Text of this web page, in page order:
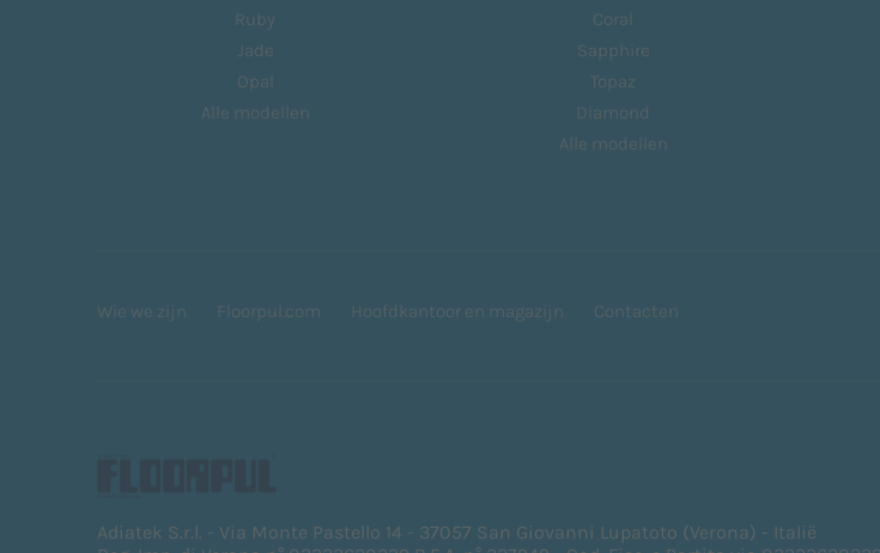
Ruby
Jade
Opal
Alle modellen
Coral
Sapphire
Topaz
Diamond
Alle modellen
Wie we zijn Floorpul.com Hoofdkantoor en magazijn Contacten
Adiatek S.r.l. - Via Monte Pastello 14 - 37057 San Giovanni Lupatoto (Verona) - Italië